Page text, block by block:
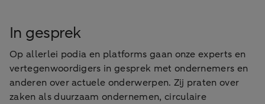
In gesprek
Op allerlei podia en platforms gaan onze experts en
vertegenwoordigers in gesprek met ondernemers en
anderen over actuele onderwerpen. Zij praten over
zaken als duurzaam ondernemen, circulaire